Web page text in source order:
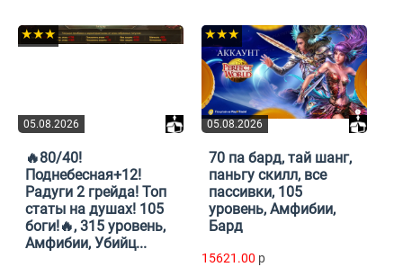
05.08.2026
★★★
🔥80/40!
Поднебесная+12!
Радуги 2 грейда! Топ
статы на душах! 105
боги!🔥, 315 уровень,
Амфибии, Убийц...
05.08.2026
★★★
70 па бард, тай шанг,
паньгу скилл, все
пассивки, 105
уровень, Амфибии,
Бард
15621.00 p